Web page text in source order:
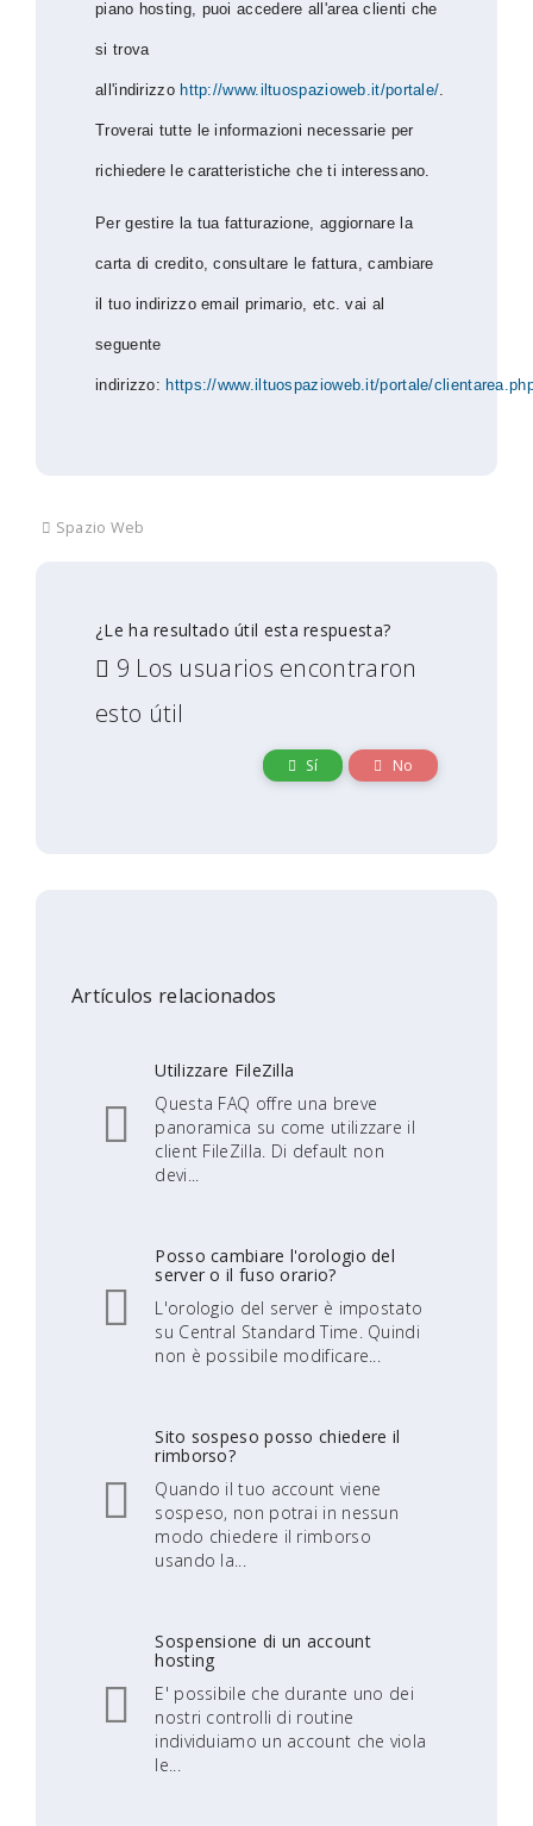
piano hosting, puoi accedere all'area clienti che
si trova
all'indirizzo http://www.iltuospazioweb.it/portale/.
Troverai tutte le informazioni necessarie per
richiedere le caratteristiche che ti interessano.
Per gestire la tua fatturazione, aggiornare la
carta di credito, consultare le fattura, cambiare
il tuo indirizzo email primario, etc. vai al
seguente
indirizzo: https://www.iltuospazioweb.it/portale/
Spazio Web
¿Le ha resultado útil esta respuesta?
9 Los usuarios encontraron
esto útil
Sí No
Artículos relacionados
Utilizzare FileZilla
Questa FAQ offre una breve
panoramica su come utilizzare il
client FileZilla. Di default non
devi...
Posso cambiare l'orologio del
server o il fuso orario?
L'orologio del server è impostato
su Central Standard Time. Quindi
non è possibile modificare...
Sito sospeso posso chiedere il
rimborso?
Quando il tuo account viene
sospeso, non potrai in nessun
modo chiedere il rimborso
usando la...
Sospensione di un account
hosting
E' possibile che durante uno dei
nostri controlli di routine
individuiamo un account che viola
le...